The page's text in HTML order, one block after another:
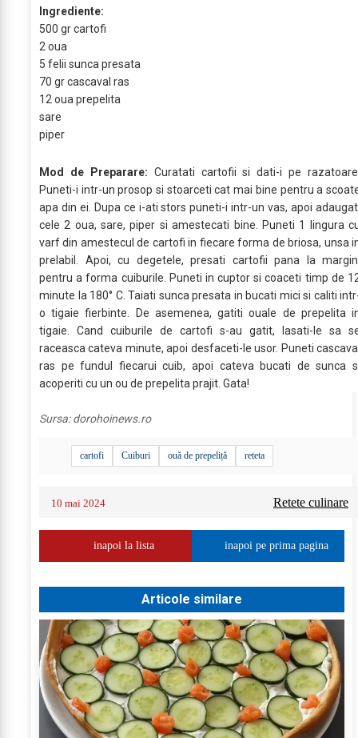
Ingrediente:
500 gr cartofi
2 oua
5 felii sunca presata
70 gr cascaval ras
12 oua prepelita
sare
piper
Mod de Preparare: Curatati cartofii si dati-i pe
Puneti-i intr-un prosop si stoarceti cat mai bine pentru a
apa din ei. Dupa ce i-ati stors puneti-i intr-un vas, apoi
cele 2 oua, sare, piper si amestecati bine. Puneti 1 lingura
varf din amestecul de cartofi in fiecare forma de briosa, unsa
prelabil. Apoi, cu degetele, presati cartofii pana la
pentru a forma cuiburile. Puneti in cuptor si coaceti timp de
minute la 180° C. Taiati sunca presata in bucati mici si caliti
o tigaie fierbinte. De asemenea, gatiti ouale de prepelita
tigaie. Cand cuiburile de cartofi s-au gatit, lasati-le sa
raceasca cateva minute, apoi desfaceti-le usor. Puneti
ras pe fundul fiecarui cuib, apoi cateva bucati de sunca
acoperiti cu un ou de prepelita prajit. Gata!
Sursa:dorohoinews.ro
cartofi Cuiburi ouă de prepeliță reteta
10 mai 2024 Retete culinare
inapoi la lista inapoi pe prima pagina
Articole similare